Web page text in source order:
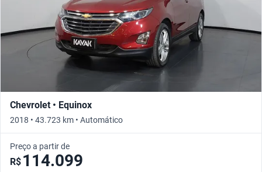
Chevrolet • Equinox
2018 • 43.723 km • Automático
Preço a partir de
R$ 114.099